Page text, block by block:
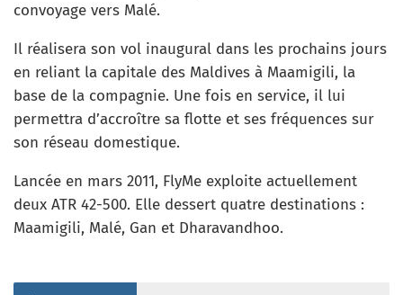
convoyage vers Malé.
Il réalisera son vol inaugural dans les prochains jours
en reliant la capitale des Maldives à Maamigili, la
base de la compagnie. Une fois en service, il lui
permettra d’accroître sa flotte et ses fréquences sur
son réseau domestique.
Lancée en mars 2011, FlyMe exploite actuellement
deux ATR 42-500. Elle dessert quatre destinations :
Maamigili, Malé, Gan et Dharavandhoo.